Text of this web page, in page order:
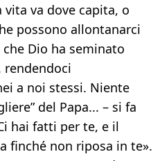
vita va dove capita, o
possono allontanarci
Dio ha seminato
rendendoci
a noi stessi. Niente
del Papa... – si fa
hai fatti per te, e il
finché non riposa in te».